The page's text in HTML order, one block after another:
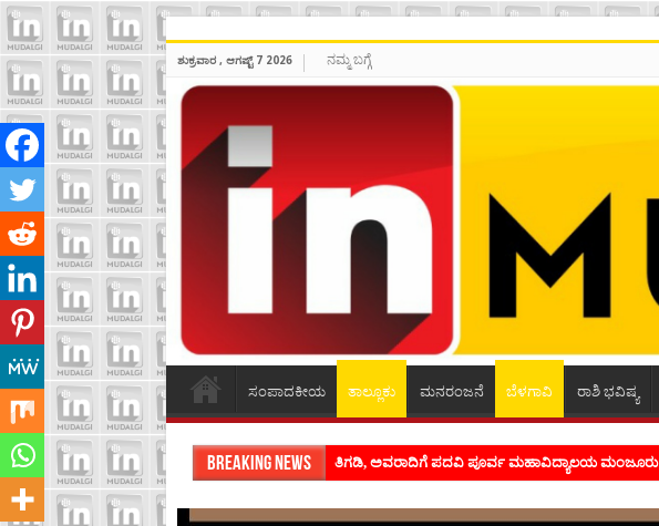
ಶುಕ್ರವಾರ , ಆಗಷ್ಟ್ 7 2026 ನಮ್ಮ ಬಗ್ಗೆ
ಸಂಪಾದಕೀಯ ತಾಲ್ಲೂಕು ಮನರಂಜನೆ ಬೆಳಗಾವಿ ರಾಶಿ ಭವಿಷ್ಯ
Breaking News ಶಿವಾಪುರದಲ್ಲಿ ಕವಿಗೋಷ್ಠಿಯ ಸಂಭ್ರಮ ಭಾವನೆಗಳನ್ನು